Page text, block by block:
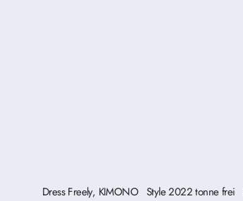
Dress Freely, KIMONO Style 2022 tonne frei